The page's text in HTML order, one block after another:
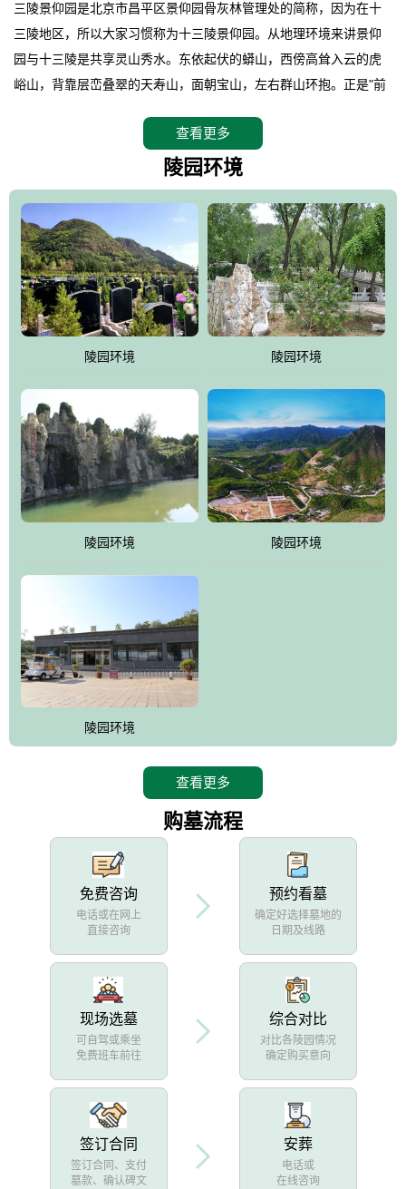
三陵景仰园是北京市昌平区景仰园骨灰林管理处的简称，因为在十
三陵地区，所以大家习惯称为十三陵景仰园。从地理环境来讲景仰
园与十三陵是共享灵山秀水。东依起伏的蟒山，西傍高耸入云的虎
峪山，背靠层峦叠翠的天寿山，面朝宝山，左右群山环抱。正是"前
座陵园地处天寿山的环抱之中，四周群山若封似闭，层峦叠翠，秋
天枫叶艳红欲滴，冬天银装素裹分外妖娆！南面隔山而望的正是著
赞叹："景仰园真乃浑然天成的人生后花园！"陵区内草木茂盛，灵气
盎然，既有山川大聚的龙脉气魄，又有藏风得水的宝密形局。十三
陵是世间稀有的地形宝地，也是我们让逝者回归自然的首选墓葬之
灵穴，安息之宝地。
查看更多
陵园环境
陵园环境 陵园环境
陵园环境 陵园环境
陵园环境
查看更多
购墓流程
免费咨询
电话或在网上
直接咨询
预约看墓
确定好选择墓地的
日期及线路
现场选墓
可自驾或乘坐
免费班车前往
综合对比
对比各陵园情况
确定购买意向
签订合同
签订合同、支付
墓款、确认碑文
安葬
电话或
在线咨询